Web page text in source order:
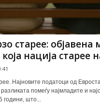
старее:
нација старее
Најновите податоци од
помеѓу најмладите и
години, што...